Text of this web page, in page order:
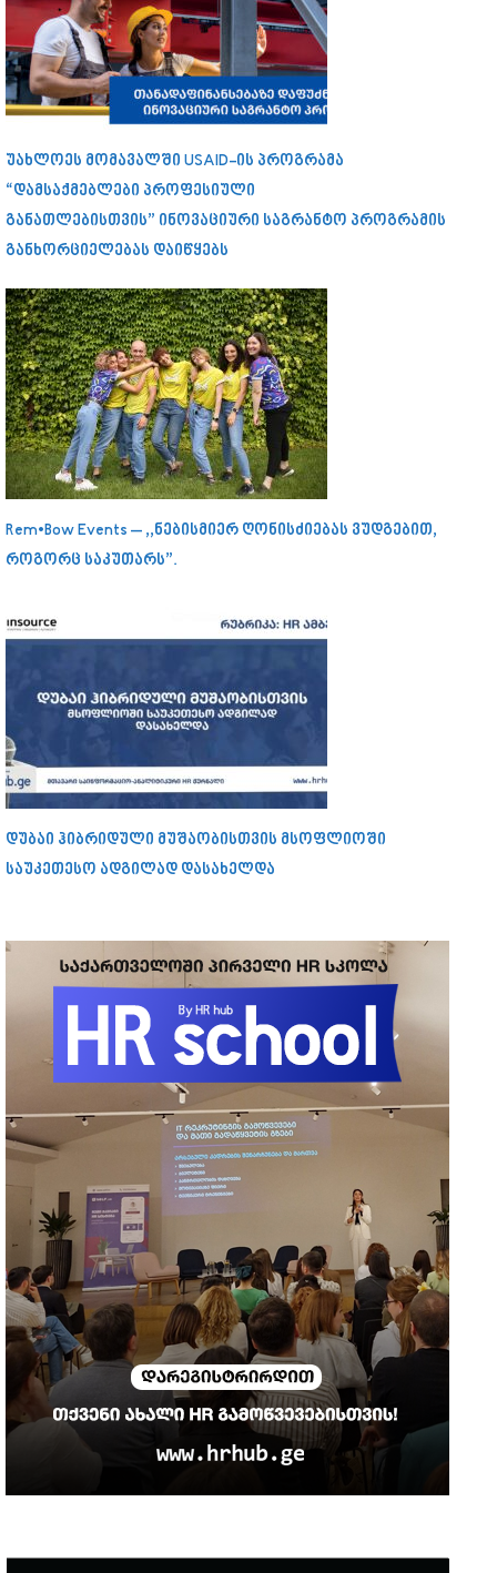
უახლოეს მომავალში USAID-ის პროგრამა
“დამსაქმებლები პროფესიული
განათლებისთვის” ინოვაციური საგრანტო პროგრამის
განხორციელებას დაიწყებს
Rem•Bow Events – ,,ნებისმიერ ღონისძიებას ვუდგებით,
როგორც საკუთარს”.
დუბაი ჰიბრიდული მუშაობისთვის მსოფლიოში
საუკეთესო ადგილად დასახელდა